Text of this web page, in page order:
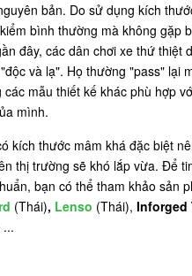
bản. Do sử dụng kích
bình thường mà không gặp
đây, các dân chơi xe thứ thiệt
và lạ". Họ thường "pass" lại
các mẫu thiết kế khác phù hợp
mình.
kích thước mâm khá đặc biệt
thị trường sẽ khó lắp vừa. Để
bạn có thể tham khảo sản
(Thái), Lenso (Thái), Inforged